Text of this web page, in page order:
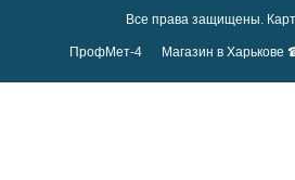
Все права защищены.
ПрофМет-4 Магазин в